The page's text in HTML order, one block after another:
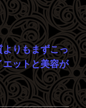
りもまずこっ
ットと美容が